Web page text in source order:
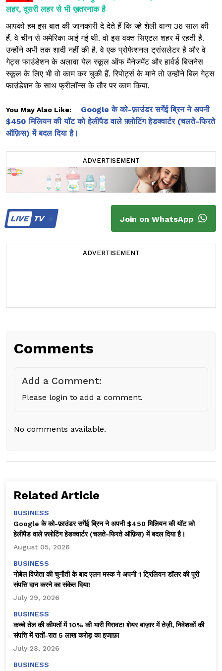
लहर, दूसरी लहर से भी ख़तरनाक है
आपको हम इस बात की जानकारी दे देते हैं कि ज्हे शेली वान्ग 36 साल की
हैं. वे चीन से अमेरिका आई गई थी. वो इस वक्त सिएटल शहर में रहती है.
उन्होंने अभी तक शादी नहीं की है. वे एक प्रोफेशनल ट्रांसलेटर है और वे
गेट्स फाउंडेशन के अलावा येल स्कूल ऑफ मैनेजमेंट और हार्वर्ड बिजनेस
स्कूल के लिए भी वो काम कर चुकी हैं. रिपोर्ट्स के माने तो उन्होंने बिल गेट्स
फाउंडेशन के साथ फ्रीलॉन्स के तौर पर काम किया.
You May Also Like:
Google के को-फ़ाउंडर सर्गेई ब्रिन ने अपनी
$450 मिलियन की यॉट को हेलीपैड वाले फ़्लोटिंग हेडक्वार्टर (चलते-फिरते
ऑफ़िस) में बदल दिया है।
ADVERTISEMENT
LIVETV Join on WhatsApp
ADVERTISEMENT
Comments
Add a Comment:
Please login to add a comment.
No comments available.
Related Article
BUSINESS
Google के को-फ़ाउंडर सर्गेई ब्रिन ने अपनी $450 मिलियन की यॉट को
हेलीपैड वाले फ़्लोटिंग हेडक्वार्टर (चलते-फिरते ऑफ़िस) में बदल दिया है।
August 05, 2026
BUSINESS
नोबेल विजेता की चुनौती के बाद एलन मस्क ने अपनी 1 ट्रिलियन डॉलर की पूरी
संपत्ति दान करने का संकेत दिया!
July 29, 2026
BUSINESS
कच्चे तेल की कीमतों में 10% की भारी गिरावट! शेयर बाज़ार में तेज़ी, निवेशकों की
संपत्ति में रातों-रात ₹5 लाख करोड़ का इजाफ़ा
July 28, 2026
BUSINESS